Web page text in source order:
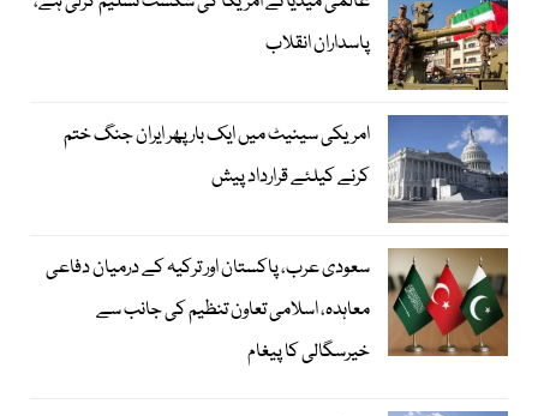
پاسداران انقلاب
امریکی سینیٹ میں ایک بار پھر ایران جنگ ختم
کرنے کیلئے قرارداد پیش
سعودی عرب، پاکستان اور ترکیہ کے درمیان دفاعی
معاہدہ، اسلامی تعاون تنظیم کی جانب سے
خیرسگالی کا پیغام